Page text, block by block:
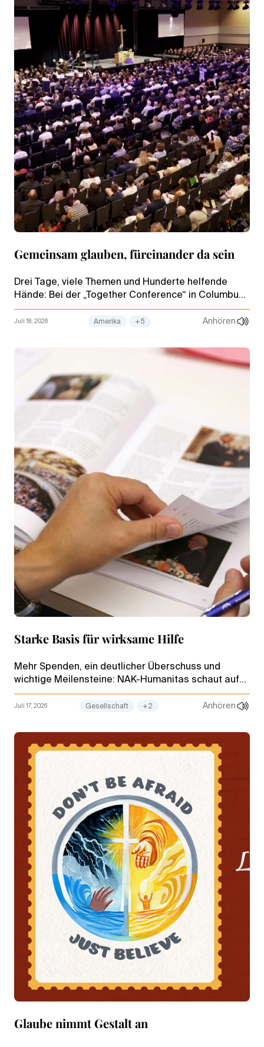
Gemeinsam glauben, füreinander da sein
Drei Tage, viele Themen und Hunderte helfende
Hände: Bei der „Together Conference“ in Columbus
(Ohio) erlebten Gläubige aus den gesamten
Vereinigten Staaten, was es heißt, miteinander
Juli 18, 2026 Amerika +5 Anhören
Starke Basis für wirksame Hilfe
Mehr Spenden, ein deutlicher Überschuss und
wichtige Meilensteine: NAK-Humanitas schaut auf
ein erfolgreiches Jahr 2025 zurück und blickt mit
einem gefestigten Fundament in die Zukunft.
Juli 17, 2026 Gesellschaft +2 Anhören
Glaube nimmt Gestalt an